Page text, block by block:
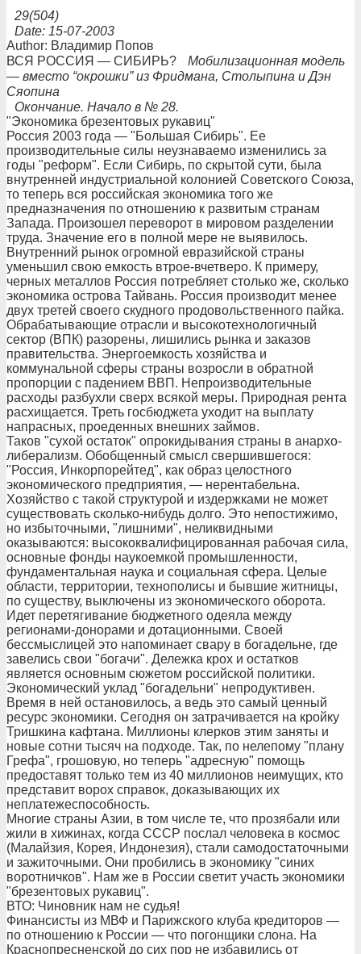
29(504)
Date: 15-07-2003
Author: Владимир Попов
ВСЯ РОССИЯ — СИБИРЬ?
Мобилизационная модель
— вместо “окрошки” из Фридмана, Столыпина и Дэн
Сяопина
Окончание. Начало в № 28.
"Экономика брезентовых рукавиц"
Россия 2003 года — "Большая Сибирь". Ее
производительные силы неузнаваемо изменились за
годы "реформ". Если Сибирь, по скрытой сути, была
внутренней индустриальной колонией Советского Союза,
то теперь вся российская экономика того же
предназначения по отношению к развитым странам
Запада. Произошел переворот в мировом разделении
труда. Значение его в полной мере не выявилось.
Внутренний рынок огромной евразийской страны
уменьшил свою емкость втрое-вчетверо. К примеру,
черных металлов Россия потребляет столько же, сколько
экономика острова Тайвань. Россия производит менее
двух третей своего скудного продовольственного пайка.
Обрабатывающие отрасли и высокотехнологичный
сектор (ВПК) разорены, лишились рынка и заказов
правительства. Энергоемкость хозяйства и
коммунальной сферы страны возросли в обратной
пропорции с падением ВВП. Непроизводительные
расходы разбухли сверх всякой меры. Природная рента
расхищается. Треть госбюджета уходит на выплату
напрасных, проеденных внешних займов.
Таков "сухой остаток" опрокидывания страны в анархо-
либерализм. Обобщенный смысл свершившегося:
"Россия, Инкорпорейтед", как образ целостного
экономического предприятия, — нерентабельна.
Хозяйство с такой структурой и издержками не может
существовать сколько-нибудь долго. Это непостижимо,
но избыточными, "лишними", неликвидными
оказываются: высококвалифицированная рабочая сила,
основные фонды наукоемкой промышленности,
фундаментальная наука и социальная сфера. Целые
области, территории, технополисы и бывшие житницы,
по существу, выключены из экономического оборота.
Идет перетягивание бюджетного одеяла между
регионами-донорами и дотационными. Своей
бессмыслицей это напоминает свару в богадельне, где
завелись свои "богачи". Дележка крох и остатков
является основным сюжетом российской политики.
Экономический уклад "богадельни" непродуктивен.
Время в ней остановилось, а ведь это самый ценный
ресурс экономики. Сегодня он затрачивается на кройку
Тришкина кафтана. Миллионы клерков этим заняты и
новые сотни тысяч на подходе. Так, по нелепому "плану
Грефа", грошовую, но теперь "адресную" помощь
предоставят только тем из 40 миллионов неимущих, кто
представит ворох справок, доказывающих их
неплатежеспособность.
Многие страны Азии, в том числе те, что прозябали или
жили в хижинах, когда СССР послал человека в космос
(Малайзия, Корея, Индонезия), стали самодостаточными
и зажиточными. Они пробились в экономику "синих
воротничков". Нам же в России светит участь экономики
"брезентовых рукавиц".
ВТО: Чиновник нам не судья!
Финансисты из МВФ и Парижского клуба кредиторов —
по отношению к России — что погонщики слона. На
Краснопресненской до сих пор не избавились от